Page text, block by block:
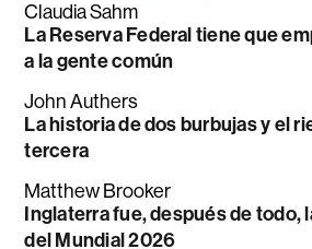
Claudia Sahm
La Reserva Federal tiene que
a la gente común
John Authers
La historia de dos burbujas y el
tercera
Matthew Brooker
Inglaterra fue, después de todo,
del Mundial 2026